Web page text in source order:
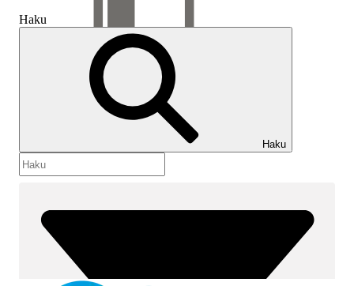
Näytä sisällysluettelo
Sisällysluettelo
Haku
Haku